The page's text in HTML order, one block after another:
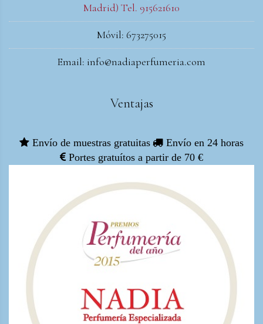
Madrid) Tel. 915621610
Móvil: 673275015
Email: info@nadiaperfumeria.com
Ventajas
Envío de muestras gratuitas
Envío en 24 horas
Portes gratuítos a partir de 70 €